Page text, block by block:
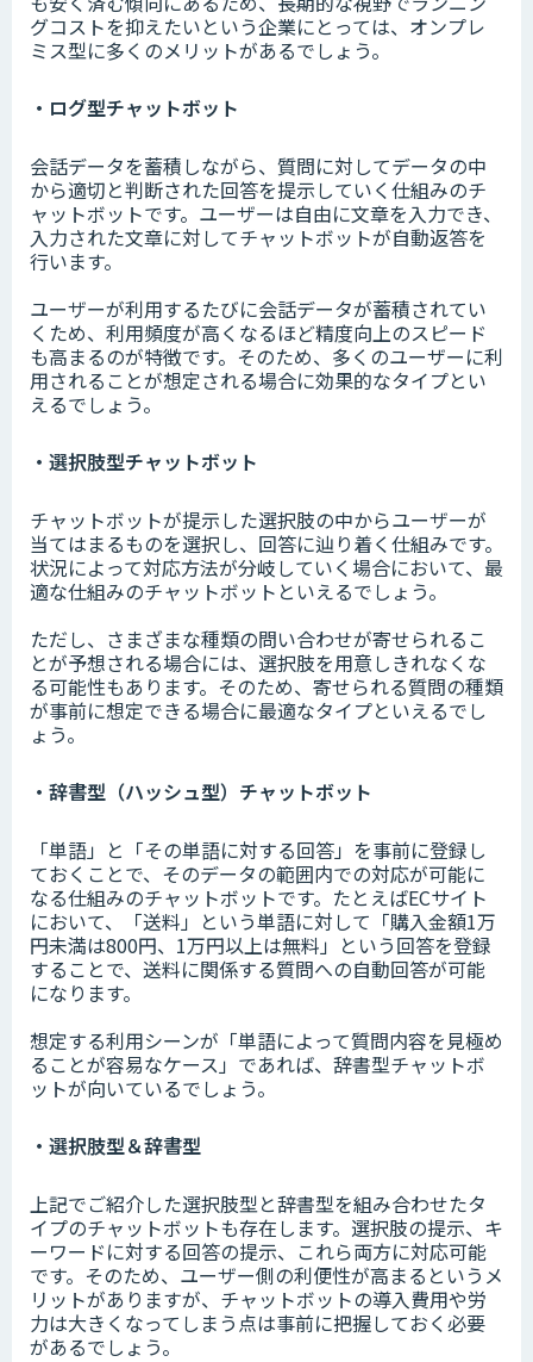
グコストを抑えたいという企業にとっては、オンプレ
ミス型に多くのメリットがあるでしょう。
・ログ型チャットボット
会話データを蓄積しながら、質問に対してデータの中
から適切と判断された回答を提示していく仕組みのチ
ャットボットです。ユーザーは自由に文章を入力でき、
入力された文章に対してチャットボットが自動返答を
行います。
ユーザーが利用するたびに会話データが蓄積されてい
くため、利用頻度が高くなるほど精度向上のスピード
も高まるのが特徴です。そのため、多くのユーザーに利
用されることが想定される場合に効果的なタイプとい
えるでしょう。
・選択肢型チャットボット
チャットボットが提示した選択肢の中からユーザーが
当てはまるものを選択し、回答に辿り着く仕組みです。
状況によって対応方法が分岐していく場合において、最
適な仕組みのチャットボットといえるでしょう。
ただし、さまざまな種類の問い合わせが寄せられるこ
とが予想される場合には、選択肢を用意しきれなくな
る可能性もあります。そのため、寄せられる質問の種類
が事前に想定できる場合に最適なタイプといえるでし
ょう。
・辞書型（ハッシュ型）チャットボット
「単語」と「その単語に対する回答」を事前に登録し
ておくことで、そのデータの範囲内での対応が可能に
なる仕組みのチャットボットです。たとえばECサイト
において、「送料」という単語に対して「購入金額1万
円未満は800円、1万円以上は無料」という回答を登録
することで、送料に関係する質問への自動回答が可能
になります。
想定する利用シーンが「単語によって質問内容を見極め
ることが容易なケース」であれば、辞書型チャットボ
ットが向いているでしょう。
・選択肢型＆辞書型
上記でご紹介した選択肢型と辞書型を組み合わせたタ
イプのチャットボットも存在します。選択肢の提示、キ
ーワードに対する回答の提示、これら両方に対応可能
です。そのため、ユーザー側の利便性が高まるというメ
リットがありますが、チャットボットの導入費用や労
力は大きくなってしまう点は事前に把握しておく必要
があるでしょう。